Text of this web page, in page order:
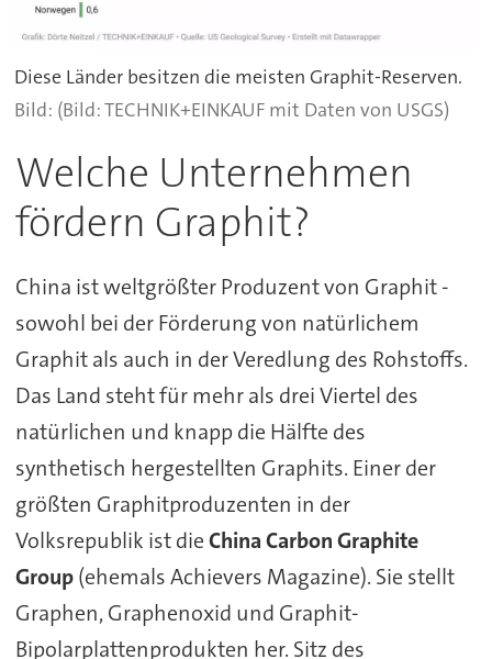
Diese Länder besitzen die meisten Graphit-Reserven.
(Bild: TECHNIK+EINKAUF mit Daten von USGS)
Welche Unternehmen
fördern Graphit?
China ist weltgrößter Produzent von Graphit -
sowohl bei der Förderung von natürlichem
Graphit als auch in der Veredlung des Rohstoffs.
Das Land steht für mehr als drei Viertel des
natürlichen und knapp die Hälfte des
synthetisch hergestellten Graphits. Einer der
größten Graphitproduzenten in der
Volksrepublik ist dieChina Carbon Graphite
Group(ehemals Achievers Magazine). Sie stellt
Graphen, Graphenoxid und Graphit-
Bipolarplattenprodukten her. Sitz des